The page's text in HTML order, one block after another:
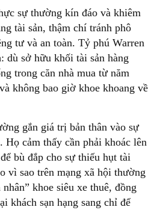
sự thường kín đáo và khiêm
tài sản, thậm chí tránh phô
tư và an toàn. Tỷ phú Warren
sở hữu khối tài sản hàng
trong căn nhà mua từ năm
không bao giờ khoe khoang về
gắn giá trị bản thân vào sự
cảm thấy cần phải khoác lên
bù đắp cho sự thiếu hụt tài
vì sao trên mạng xã hội thường
khoe siêu xe thuê, đồng
khách sạn hạng sang chỉ để